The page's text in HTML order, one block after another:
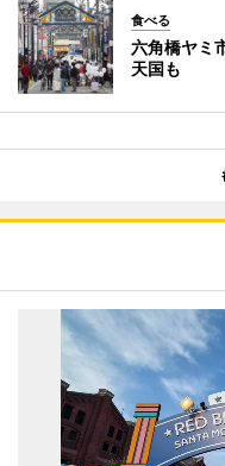
食べる
六角橋ヤミ
天国も